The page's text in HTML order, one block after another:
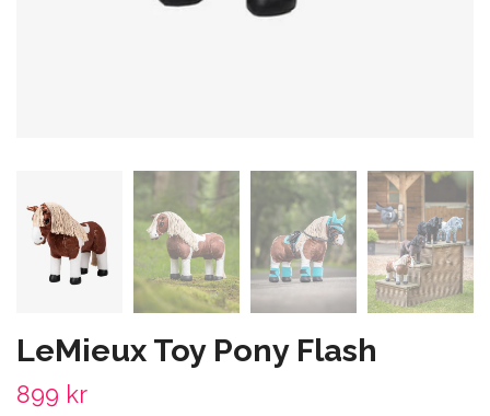
LeMieux Toy Pony Flash
899 kr